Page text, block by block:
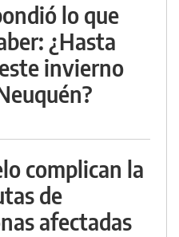
lo que
¿Hasta
invierno
complican la
de
afectadas